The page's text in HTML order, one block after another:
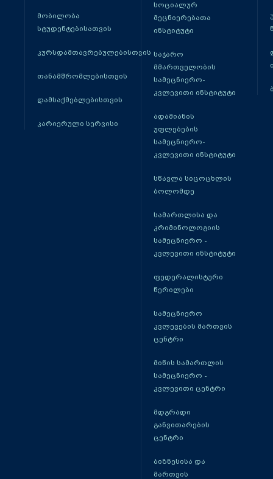
მობილობა
სტუდენტებისათვის
კურსდამთავრებულებისთვის
თანამშრომლებისთვის
დამსაქმებლებისთვის
კარიერული სერვისი
სოციალურ
მეცნიერებათა
ინსტიტუტი
საჯარო
მმართველობის
სამეცნიერო-
კვლევითი ინსტიტუტი
ადამიანის
უფლებების
სამეცნიერო-
კვლევითი ინსტიტუტი
სწავლა სიცოცხლის
ბოლომდე
სამართლისა და
კრიმინოლოგიის
სამეცნიერო -
კვლევითი ინსტიტუტი
ფედერალისტური
წერილები
სამეცნიერო
კვლევების მართვის
ცენტრი
მიწის სამართლის
სამეცნიერო -
კვლევითი ცენტრი
მდგრადი
განვითარების
ცენტრი
ბიზნესისა და
მართვის